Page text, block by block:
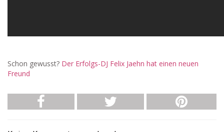
Schon gewusst? Der Erfolgs-DJ Felix Jaehn hat einen neuen
Freund